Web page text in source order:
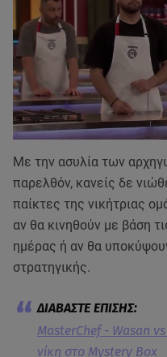
Με την ασυλία των
παρελθόν, κανείς δε
παίκτες της νικήτριας
αν θα κινηθούν με βάση
ημέρας ή αν θα
στρατηγικής.
MasterChef - Wasan vs
νίκη στο Mystery Box